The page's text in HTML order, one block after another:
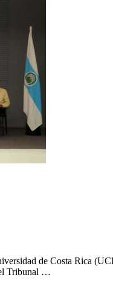
de Costa Rica
Tribunal …